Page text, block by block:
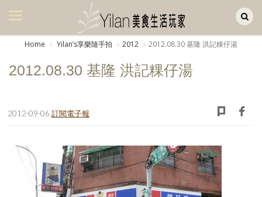
美食集
生活風
書房集
Home Yilanʼs享樂隨手拍 2012 2012.08.30 基隆 洪記粿仔湯
2012.08.30 基隆 洪記粿仔湯
2012-09-06 訂閱電子報